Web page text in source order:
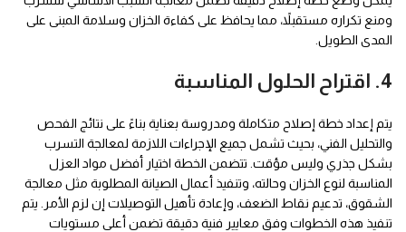
ومنع تكراره مستقبلاً، مما يحافظ على كفاءة الخزان وسلامة المبنى على
المدى الطويل.
4. اقتراح الحلول المناسبة
يتم إعداد خطة إصلاح متكاملة ومدروسة بعناية بناءً على نتائج الفحص
والتحليل الفني، بحيث تشمل جميع الإجراءات اللازمة لمعالجة التسرب
بشكل جذري وليس مؤقت. تتضمن الخطة اختيار أفضل مواد العزل
المناسبة لنوع الخزان وحالته، وتنفيذ أعمال الصيانة المطلوبة مثل معالجة
الشقوق، تدعيم نقاط الضعف، وإعادة تأهيل التوصيلات إن لزم الأمر. يتم
تنفيذ هذه الخطوات وفق معايير فنية دقيقة تضمن أعلى مستويات